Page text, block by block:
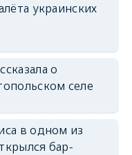
erid: 2SDnjdvhGXG
украинских
о
селе
в одном из
бар-